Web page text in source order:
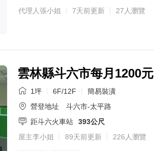
代理人張小姐
7天前更新 27人瀏覽
雲林縣斗六市每月1200元
1坪 6F/12F
簡易裝潢
營登地址
斗六市-太平路
距斗六火車站
393公尺
屋主李小姐
89天前更新 226人瀏覽